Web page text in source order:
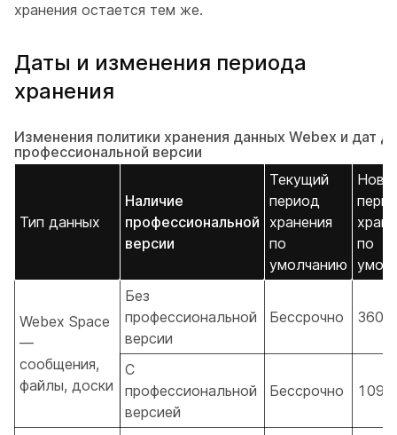
хранения остается тем же.
Даты и изменения периода
хранения
Изменения политики хранения данных Webex и дат
профессиональной версии
Тип данных
Наличие
профессиональной
версии
Текущий
период
хранения
по
умолчанию
по
Webex Space
—
сообщения,
файлы, доски
Без
профессиональной
версии
Бессрочно 360
С
профессиональной
версией
Бессрочно 1095